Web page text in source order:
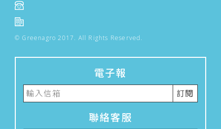
© Greenagro 2017. All Rights Reserved.
電子報
訂閱
聯絡客服